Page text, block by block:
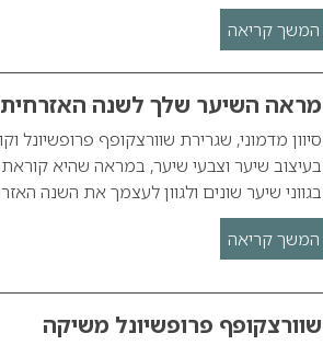
המשך קריאה
מראה השיער שלך לשנה
סיוון מדמוני, שגרירת שוורצקופף פרופשיונל
בגווני שיער שונים ולגוון לעצמך את השנה
המשך קריאה
שוורצקופף פרופשיונל משיקה